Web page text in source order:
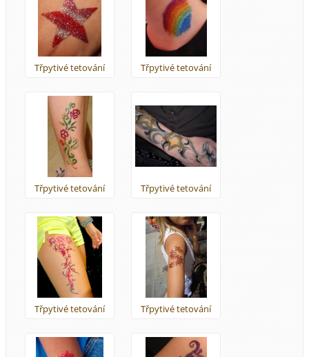
Třpytivé tetování Třpytivé tetování
Třpytivé tetování Třpytivé tetování
Třpytivé tetování Třpytivé tetování